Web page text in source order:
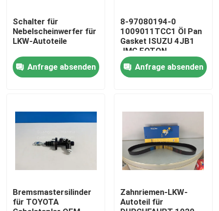
Über uns
Qualitätskontrolle
Schalter für
Nebelscheinwerfer für
LKW-Autoteile
Anfrage absenden
8-97080194-0
1009011TCC1 Öl Pan
Gasket ISUZU 4JB1
JMC FOTON
Anfrage absenden
Bremsmastersilinder
für TOYOTA
Zahnriemen-LKW-
Autoteil für